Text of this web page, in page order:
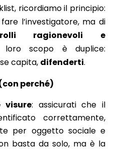
ricordiamo il principio:
l’investigatore, ma di
ragionevoli e
scopo è duplice:
capita, difenderti.
perché)
visure: assicurati che il
correttamente,
per oggetto sociale e
basta da solo, ma è la